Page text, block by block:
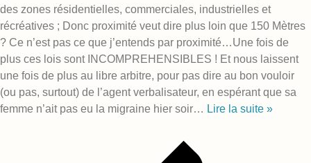
des zones résidentielles, commerciales, industrielles et
récréatives ; Donc proximité veut dire plus loin que 150 Mètres
? Ce n’est pas ce que j’entends par proximité…Une fois de
plus ces lois sont INCOMPREHENSIBLES ! Et nous laissent
une fois de plus au libre arbitre, pour pas dire au bon vouloir
(ou pas, surtout) de l’agent verbalisateur, en espérant que sa
femme n’ait pas eu la migraine hier soir… Lire la suite »